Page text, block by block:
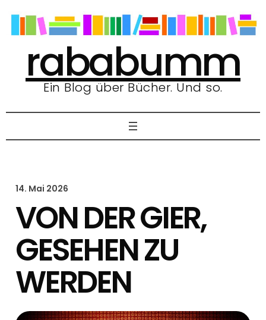
Inhalt
springen
rababumm
Ein Blog über Bücher. Und so.
14. Mai 2026
VON DER GIER,
GESEHEN ZU
WERDEN